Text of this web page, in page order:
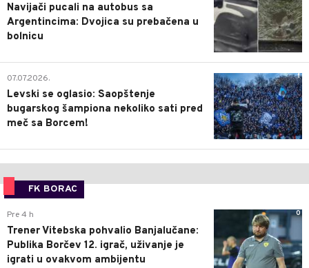
Navijači pucali na autobus sa
Argentincima: Dvojica su prebačena u
bolnicu
1
07.07.2026.
Levski se oglasio: Saopštenje
bugarskog šampiona nekoliko sati pred
meč sa Borcem!
FK BORAC
0
Pre 4 h
Trener Vitebska pohvalio Banjalučane:
Publika Borčev 12. igrač, uživanje je
igrati u ovakvom ambijentu